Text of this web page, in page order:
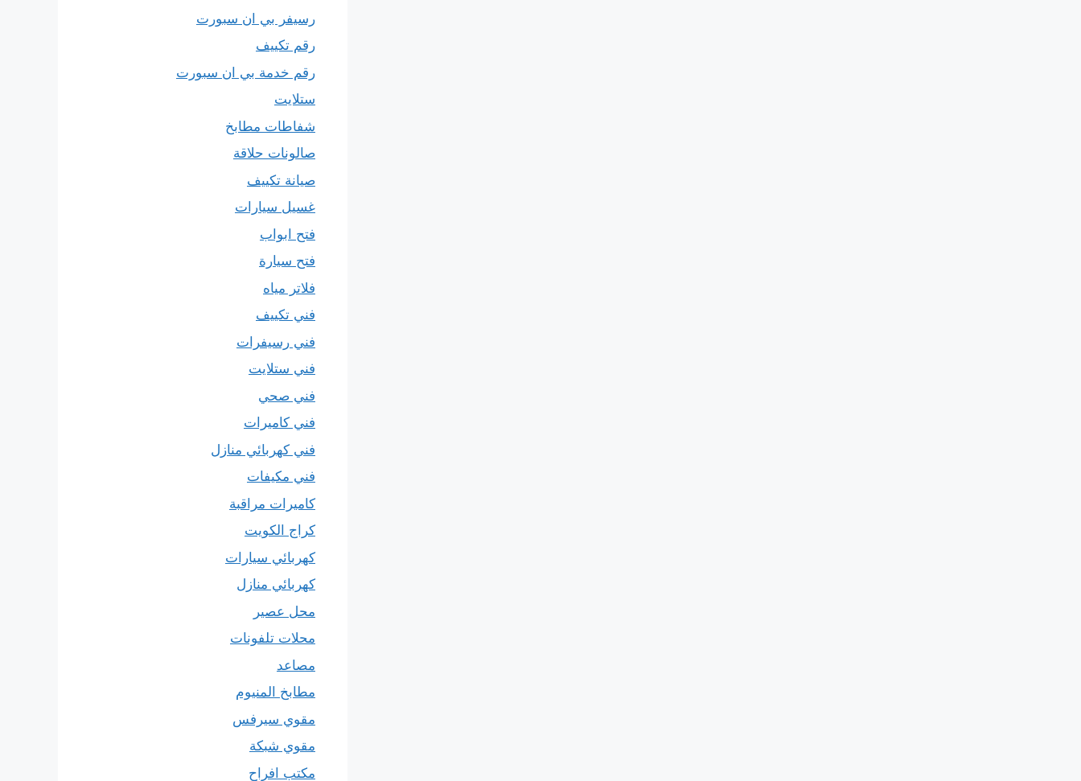
رسيفر بي ان سبورت
رقم تكييف
رقم خدمة بي ان سبورت
ستلايت
شفاطات مطابخ
صالونات حلاقة
صيانة تكييف
غسيل سيارات
فتح ابواب
فتح سيارة
فلاتر مياه
فني تكييف
فني رسيفرات
فني ستلايت
فني صحي
فني كاميرات
فني كهربائي منازل
فني مكيفات
كاميرات مراقبة
كراج الكويت
كهربائي سيارات
كهربائي منازل
محل عصير
محلات تلفونات
مصاعد
مطابخ المنيوم
مقوي سيرفس
مقوي شبكة
مكتب افراح